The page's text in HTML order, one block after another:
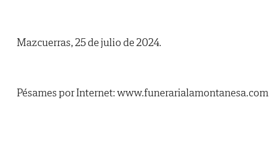
Mazcuerras, 25 de julio de 2024.
Pésames por Internet: www.funerarialamontanesa.com